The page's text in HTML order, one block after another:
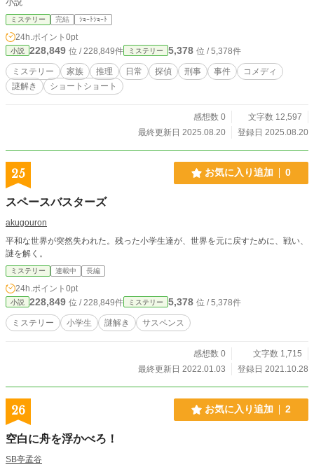
小説
ミステリー 完結 ｼｮｰﾄｼｮｰﾄ
24h.ポイント 0pt
小説 228,849 位 / 228,849件 ミステリー 5,378 位 / 5,378件
ミステリー 家族 推理 日常 探偵 刑事 事件
コメディ
謎解き
ショートショート
感想数 0
文字数 12,597
最終更新日 2025.08.20
登録日 2025.08.20
25 お気に入り追加 0
スペースバスターズ
akugouron
平和な世界が突然失われた。残った小学生達が、世界を元に戻すために、戦い、
謎を解く。
ミステリー 連載中 長編
24h.ポイント 0pt
小説 228,849 位 / 228,849件 ミステリー 5,378 位 / 5,378件
ミステリー 小学生 謎解き サスペンス
感想数 0
文字数 1,715
最終更新日 2022.01.03
登録日 2021.10.28
26 お気に入り追加 2
空白に舟を浮かべろ！
SB亭孟谷